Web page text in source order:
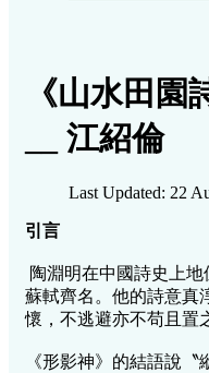
《山水田園
__ 江紹倫
Last Updated: 22
引言
陶淵明在中國詩史上
蘇軾齊名。他的詩意真
懷，不逃避亦不苟且置
《形影神》的結語說